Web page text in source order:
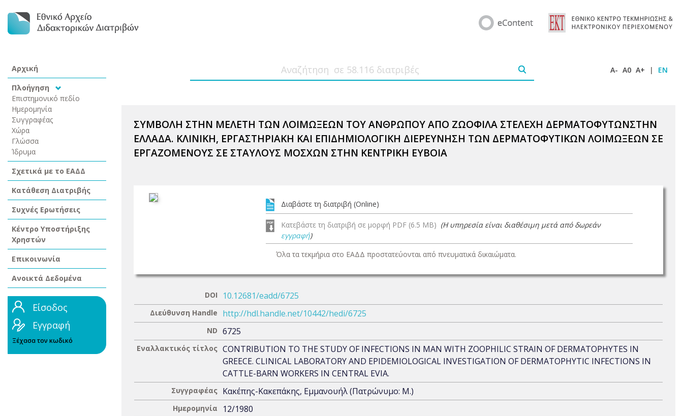
Αρχική
Πλοήγηση
Επιστημονικό πεδίο
Ημερομηνία
Συγγραφέας
Χώρα
Γλώσσα
Ίδρυμα
Σχετικά με το ΕΑΔΔ
Κατάθεση Διατριβής
Συχνές Ερωτήσεις
Κέντρο Υποστήριξης
Χρηστών
Επικοινωνία
Ανοικτά Δεδομένα
Είσοδος
Εγγραφή
Ξέχασα τον κωδικό
A- A0 A+ | EN
ΣΥΜΒΟΛΗ ΣΤΗΝ ΜΕΛΕΤΗ ΤΩΝ ΛΟΙΜΩΞΕΩΝ ΤΟΥ ΑΝΘΡΩΠΟΥ ΑΠΟ ΖΩΟΦΙΛΑ ΣΤΕΛΕΧΗ ΔΕΡΜΑΤΟΦΥΤΩΝΣΤΗΝ
ΕΛΛΑΔΑ. ΚΛΙΝΙΚΗ, ΕΡΓΑΣΤΗΡΙΑΚΗ ΚΑΙ ΕΠΙΔΗΜΙΟΛΟΓΙΚΗ ΔΙΕΡΕΥΝΗΣΗ ΤΩΝ ΔΕΡΜΑΤΟΦΥΤΙΚΩΝ ΛΟΙΜΩΞΕΩΝ ΣΕ
ΕΡΓΑΖΟΜΕΝΟΥΣ ΣΕ ΣΤΑΥΛΟΥΣ ΜΟΣΧΩΝ ΣΤΗΝ ΚΕΝΤΡΙΚΗ ΕΥΒΟΙΑ
Διαβάστε τη διατριβή (Online)
Κατεβάστε τη διατριβή σε μορφή PDF (6.5 MB) (Η υπηρεσία είναι διαθέσιμη μετά από δωρεάν
εγγραφή)
Όλα τα τεκμήρια στο ΕΑΔΔ προστατεύονται από πνευματικά δικαιώματα.
DOI 10.12681/eadd/6725
Διεύθυνση Handle http://hdl.handle.net/10442/hedi/6725
ND 6725
Εναλλακτικός τίτλος CONTRIBUTION TO THE STUDY OF INFECTIONS IN MAN WITH ZOOPHILIC STRAIN OF DERMATOPHYTES IN
GREECE. CLINICAL LABORATORY AND EPIDEMIOLOGICAL INVESTIGATION OF DERMATOPHYTIC INFECTIONS IN
CATTLE-BARN WORKERS IN CENTRAL EVIA.
Συγγραφέας Κακέπης-Κακεπάκης, Εμμανουήλ (Πατρώνυμο: Μ.)
Ημερομηνία 12/1980